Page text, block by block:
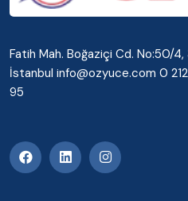
Fatih Mah. Boğaziçi Cd. No:50/
İstanbul info@ozyuce.com 0
95